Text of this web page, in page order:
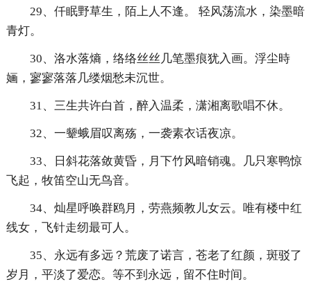
29、仟眠野草生，陌上人不逢。 轻风荡流水，染墨暗
青灯。
30、洛水落熵，络络丝丝几笔墨痕犹入画。浮尘時
婳，寥寥落落几缕烟愁未沉世。
31、三生共许白首，醉入温柔，潇湘离歌唱不休。
32、一颦蛾眉叹离殇，一袭素衣话夜凉。
33、日斜花落敛黄昏，月下竹风暗销魂。几只寒鸭惊
飞起，牧笛空山无鸟音。
34、灿星呼唤群鸥月，劳燕频教儿女云。唯有楼中红
线女，飞针走纫最可人。
35、永远有多远？荒废了诺言，苍老了红颜，斑驳了
岁月，平淡了爱恋。等不到永远，留不住时间。